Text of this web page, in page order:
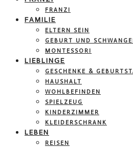
FRANZI
FAMILIE
ELTERN SEIN
GEBURT UND
MONTESSORI
LIEBLINGE
GESCHENKE &
HAUSHALT
WOHLBEFINDEN
SPIELZEUG
KINDERZIMMER
KLEIDERSCHRANK
LEBEN
REISEN